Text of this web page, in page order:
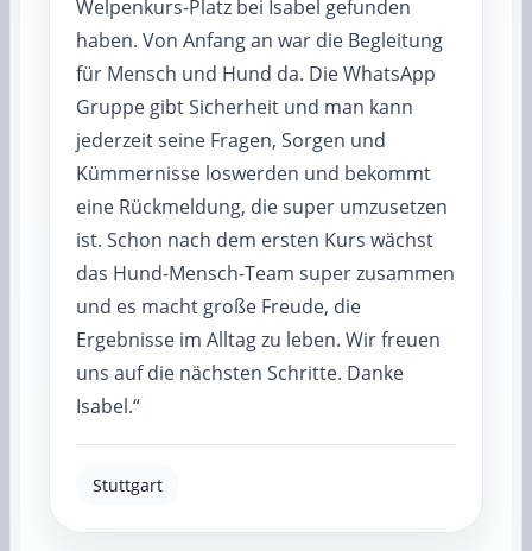
Welpenkurs-Platz bei Isabel gefunden
haben. Von Anfang an war die Begleitung
für Mensch und Hund da. Die WhatsApp
Gruppe gibt Sicherheit und man kann
jederzeit seine Fragen, Sorgen und
Kümmernisse loswerden und bekommt
eine Rückmeldung, die super umzusetzen
ist. Schon nach dem ersten Kurs wächst
das Hund-Mensch-Team super zusammen
und es macht große Freude, die
Ergebnisse im Alltag zu leben. Wir freuen
uns auf die nächsten Schritte. Danke
Isabel.“
Stuttgart